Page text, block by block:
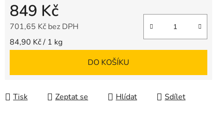
849 Kč
701,65 Kč bez DPH
Měrná cena:
84,90 Kč / 1 kg
DO KOŠÍKU
Tisk Zeptat se Hlídat Sdílet